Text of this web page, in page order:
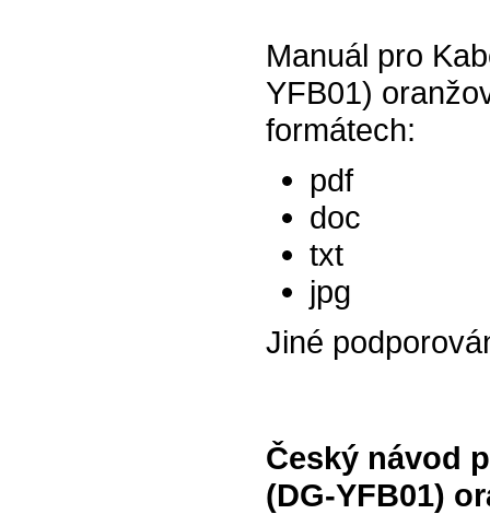
Manuál pro
YFB01)
formátech:
pdf
doc
txt
jpg
Jiné
Český návod
(DG-YFB01)